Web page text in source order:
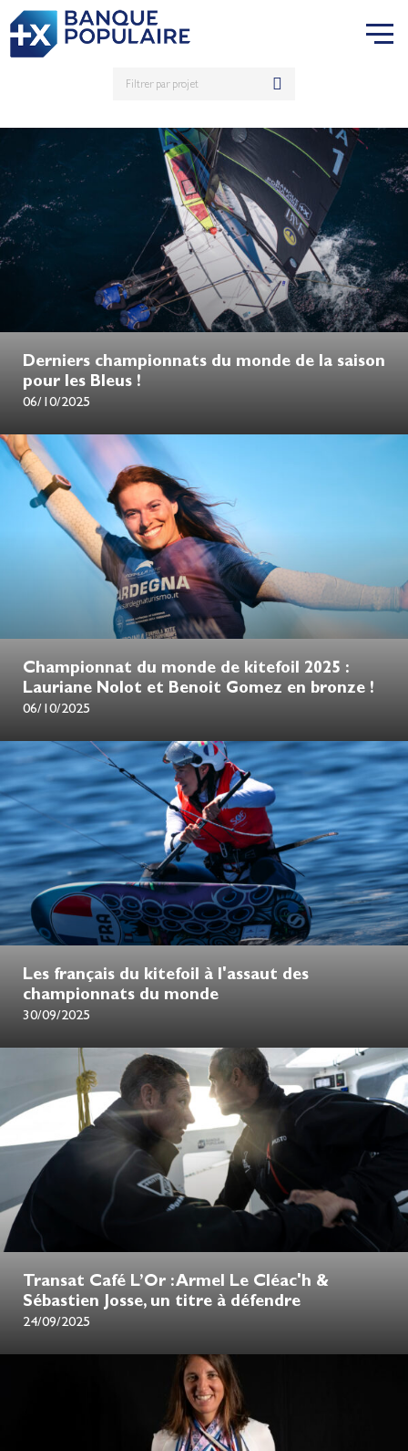
Derniers championnats du monde de la saison
pour les Bleus !
06/10/2025
Championnat du monde de kitefoil 2025 :
Lauriane Nolot et Benoit Gomez en bronze !
06/10/2025
Les français du kitefoil à l'assaut des
championnats du monde
30/09/2025
Transat Café L’Or : Armel Le Cléac'h &
Sébastien Josse, un titre à défendre
24/09/2025